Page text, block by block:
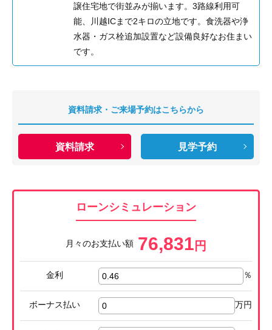
譲住宅地で街並みが揃います。3路線利用可
能、川越ICまで2キロの立地です。食洗器や浄
水器・ガス栓追加設置など設備良好なお住まい
です。
資料請求・ご来場予約はこちらから
資料請求 見学予約
ローンシミュレーション
月々のお支払い額 76,831 円
金利 ％
ボーナス払い 万円